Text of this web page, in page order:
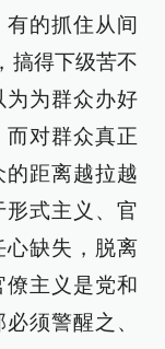
的抓住从间
搞得下级苦不
为为群众办好
对群众真正
的距离越拉越
式主义、官
心缺失，脱离
主义是党和
须警醒之、